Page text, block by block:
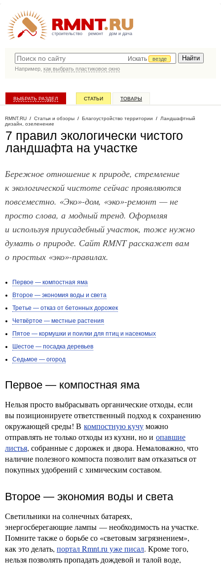
строительство ремонт дом и дача
Искать
везде
Например, как выбрать пластиковое окно
ВЫБРАТЬ РАЗДЕЛ СТАТЬИ ТОВАРЫ
RMNT.RU / Статьи и обзоры / Благоустройство территории / Ландшафтный
дизайн, озеленение
7 правил экологически чистого
ландшафта на участке
Бережное отношение к природе, стремление
к экологической чистоте сейчас проявляются
повсеместно. «Эко»-дом, «эко»-ремонт — не
просто слова, а модный тренд. Оформляя
и используя приусадебный участок, тоже нужно
думать о природе. Сайт RMNT расскажет вам
о простых «эко»-правилах.
Первое — компостная яма
Второе — экономия воды и света
Третье — отказ от бетонных дорожек
Четвёртое — местные растения
Пятое — кормушки и поилки для птиц и насекомых
Шестое — посадка деревьев
Седьмое — огород
Первое — компостная яма
Нельзя просто выбрасывать органические отходы, если
вы позиционируете ответственный подход к сохранению
окружающей среды! В компостную кучуможно
отправлять не только отходы из кухни, но и опавшие
листья, собранные с дорожек и двора. Немаловажно, что
наличие полезного компоста позволит вам отказаться от
покупных удобрений с химическим составом.
Второе — экономия воды и света
Светильники на солнечных батареях,
энергосберегающие лампы — необходимость на участке.
Помните также о борьбе со «световым загрязнением»,
как это делать, портал Rmnt.ru уже писал. Кроме того,
нельзя позволять пропадать дождевой и талой воде,